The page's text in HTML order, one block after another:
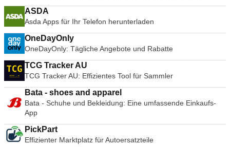
ASDA
Asda Apps für Ihr Telefon herunterladen
OneDayOnly
OneDayOnly: Tägliche Angebote und Rabatte
TCG Tracker AU
TCG Tracker AU: Effizientes Tool für Sammler
Bata - shoes and apparel
Bata - Schuhe und Bekleidung: Eine umfassende Einkaufs-
App
PickPart
Effizienter Marktplatz für Autoersatzteile